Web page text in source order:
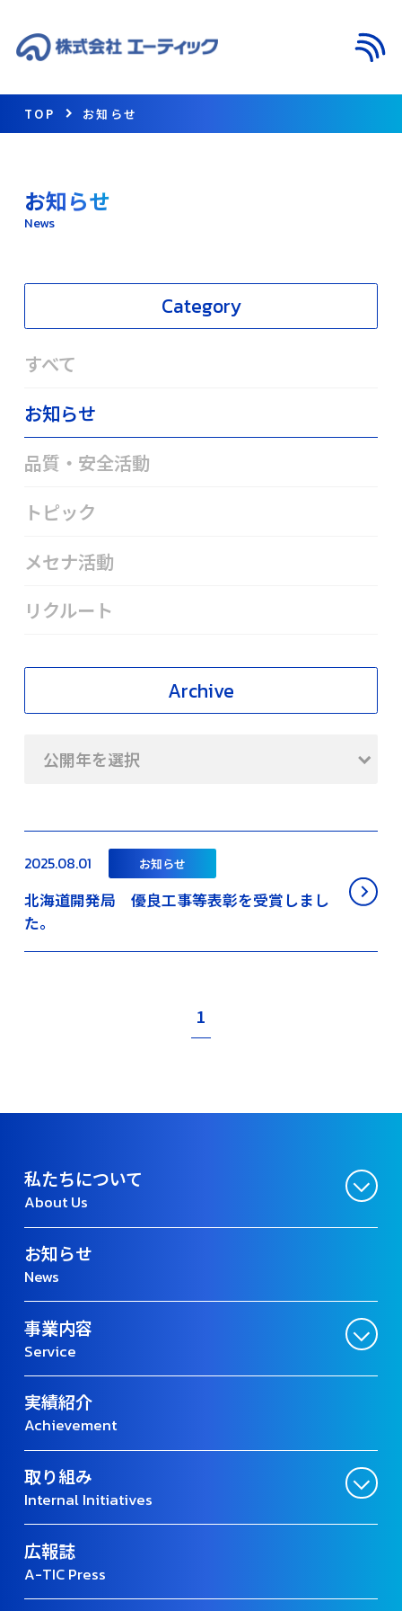
TOP お知らせ
お知らせ
News
Category
すべて
お知らせ
品質・安全活動
トピック
メセナ活動
リクルート
Archive
公開年を選択
2025.08.01 お知らせ
北海道開発局 優良工事等表彰を受賞しまし
た。
1
私たちについて
About Us
お知らせ
News
事業内容
Service
実績紹介
Achievement
取り組み
Internal Initiatives
広報誌
A-TIC Press